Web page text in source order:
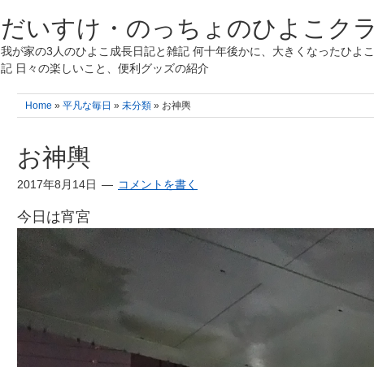
だいすけ・のっちょのひよこク
我が家の3人のひよこ成長日記と雑記 何十年後かに、大きくなったひよ
記 日々の楽しいこと、便利グッズの紹介
Home » 平凡な毎日 » 未分類 » お神輿
お神輿
2017年8月14日 コメントを書く
今日は宵宮